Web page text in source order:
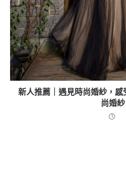
新人推薦｜遇見時尚婚紗，感
尚婚紗